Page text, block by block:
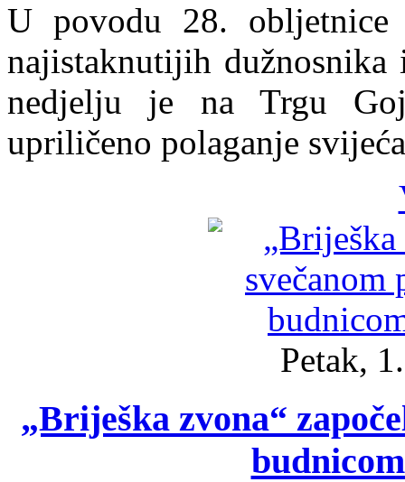
U povodu 28.
najistaknutijih dužnosnika
nedjelju je na Trgu
upriličeno polaganje
Petak,
„Briješka zvona“